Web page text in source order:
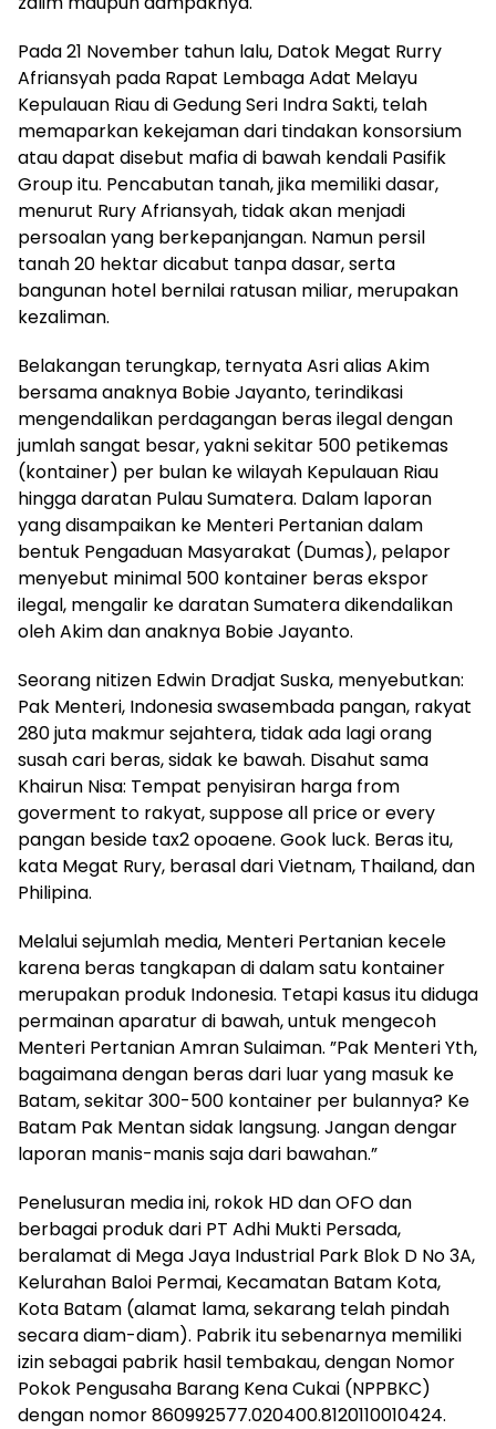
Pada 21 November tahun lalu, Datok Megat Rurry
Afriansyah pada Rapat Lembaga Adat Melayu
Kepulauan Riau di Gedung Seri Indra Sakti, telah
memaparkan kekejaman dari tindakan konsorsium
atau dapat disebut mafia di bawah kendali Pasifik
Group itu. Pencabutan tanah, jika memiliki dasar,
menurut Rury Afriansyah, tidak akan menjadi
persoalan yang berkepanjangan. Namun persil
tanah 20 hektar dicabut tanpa dasar, serta
bangunan hotel bernilai ratusan miliar, merupakan
kezaliman.
Belakangan terungkap, ternyata Asri alias Akim
bersama anaknya Bobie Jayanto, terindikasi
mengendalikan perdagangan beras ilegal dengan
jumlah sangat besar, yakni sekitar 500 petikemas
(kontainer) per bulan ke wilayah Kepulauan Riau
hingga daratan Pulau Sumatera. Dalam laporan
yang disampaikan ke Menteri Pertanian dalam
bentuk Pengaduan Masyarakat (Dumas), pelapor
menyebut minimal 500 kontainer beras ekspor
ilegal, mengalir ke daratan Sumatera dikendalikan
oleh Akim dan anaknya Bobie Jayanto.
Seorang nitizen Edwin Dradjat Suska, menyebutkan:
Pak Menteri, Indonesia swasembada pangan, rakyat
280 juta makmur sejahtera, tidak ada lagi orang
susah cari beras, sidak ke bawah. Disahut sama
Khairun Nisa: Tempat penyisiran harga from
goverment to rakyat, suppose all price or every
pangan beside tax2 opoaene. Gook luck. Beras itu,
kata Megat Rury, berasal dari Vietnam, Thailand, dan
Philipina.
Melalui sejumlah media, Menteri Pertanian kecele
karena beras tangkapan di dalam satu kontainer
merupakan produk Indonesia. Tetapi kasus itu diduga
permainan aparatur di bawah, untuk mengecoh
Menteri Pertanian Amran Sulaiman. ”Pak Menteri Yth,
bagaimana dengan beras dari luar yang masuk ke
Batam, sekitar 300-500 kontainer per bulannya? Ke
Batam Pak Mentan sidak langsung. Jangan dengar
laporan manis-manis saja dari bawahan.”
Penelusuran media ini, rokok HD dan OFO dan
berbagai produk dari PT Adhi Mukti Persada,
beralamat di Mega Jaya Industrial Park Blok D No 3A,
Kelurahan Baloi Permai, Kecamatan Batam Kota,
Kota Batam (alamat lama, sekarang telah pindah
secara diam-diam). Pabrik itu sebenarnya memiliki
izin sebagai pabrik hasil tembakau, dengan Nomor
Pokok Pengusaha Barang Kena Cukai (NPPBKC)
dengan nomor 860992577.020400.8120110010424.